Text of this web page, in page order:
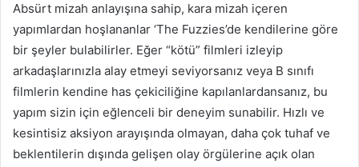
Absürt mizah anlayışına sahip, kara mizah içeren
yapımlardan hoşlananlar ‘The Fuzzies’de kendilerine göre
bir şeyler bulabilirler. Eğer “kötü” filmleri izleyip
arkadaşlarınızla alay etmeyi seviyorsanız veya B sınıfı
filmlerin kendine has çekiciliğine kapılanlardansanız, bu
yapım sizin için eğlenceli bir deneyim sunabilir. Hızlı ve
kesintisiz aksiyon arayışında olmayan, daha çok tuhaf ve
beklentilerin dışında gelişen olay örgülerine açık olan